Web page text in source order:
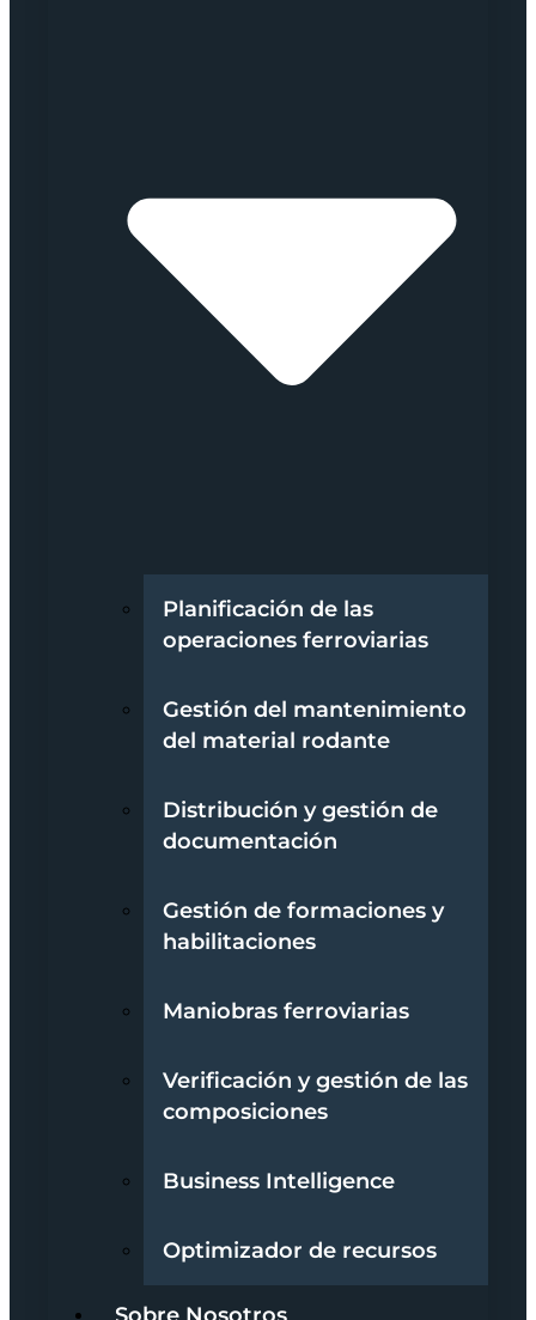
Planificación de las
operaciones ferroviarias
Gestión del mantenimiento
del material rodante
Distribución y gestión de
documentación
Gestión de formaciones y
habilitaciones
Maniobras ferroviarias
Verificación y gestión de las
composiciones
Business Intelligence
Optimizador de recursos
Sobre Nosotros